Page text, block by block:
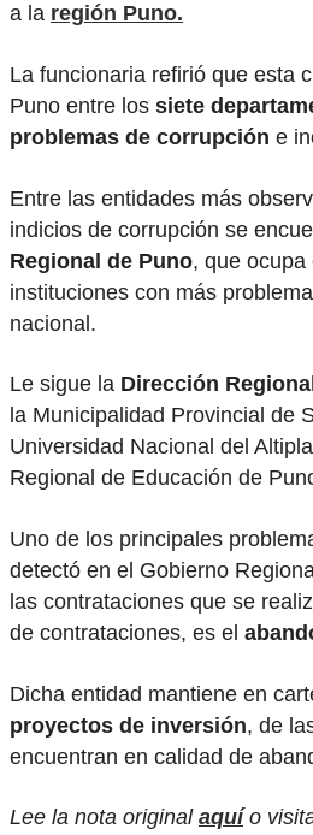
a la región Puno.
La funcionaria refirió que esta
Puno entre los siete
problemas de corrupción e
Entre las entidades más
indicios de corrupción se
Regional de Puno, que
instituciones con más
nacional.
Le sigue la Dirección
la Municipalidad Provincial de
Universidad Nacional del
Regional de Educación de
Uno de los principales
detectó en el Gobierno
las contrataciones que se
de contrataciones, es el
Dicha entidad mantiene en
proyectos de inversión, de
encuentran en calidad de
Lee la nota original aquío